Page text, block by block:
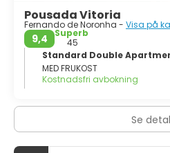
Pousada Vitoria
Fernando de Noronha - Visa på
9,4
Superb
45
Standard Double
MED FRUKOST
Kostnadsfri avbokning
Se